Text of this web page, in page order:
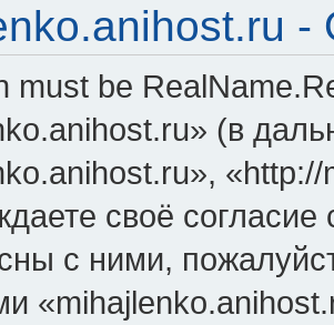
must be
(в
своё
с ними,